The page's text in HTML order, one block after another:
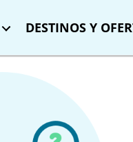
DESTINOS Y